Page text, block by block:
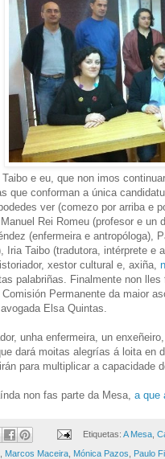
e eu, que non imos
que conforman a única
ver (comezo por arriba e
Rei Romeu (profesor e un
(enfermeira e antropóloga),
Iria Taibo (tradutora, intérprete e
xestor cultural e, axiña,
palabriñas. Finalmente non
Permanente da maior
Elsa Quintas.
unha enfermeira, un
dará moitas alegrías á loita en
para multiplicar a capacidade
non fas parte da Mesa, a que
Etiquetas: A Mesa,
Marcos Maceira Mónica Pazos Paulo